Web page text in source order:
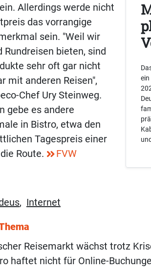
ein
Allerdings werde nicht
das vorrangige
sein. "Weil wir
Rundreisen bieten, sind
sehr oft gar nicht
mit anderen Reisen",
Chef Ury Steinweg.
gebe es andere
in Bistro, etwa den
Tagespreis einer
Route.
FVW
, Internet
Reisemarkt wächst trotz
haftet nicht für Online-